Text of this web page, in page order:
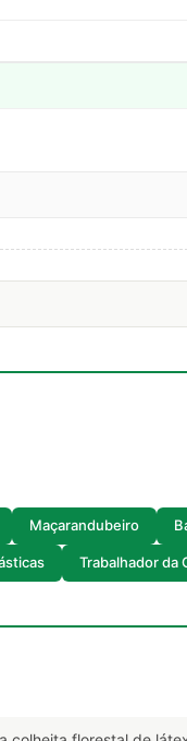
Maçarandubeiro
Trabalhador da